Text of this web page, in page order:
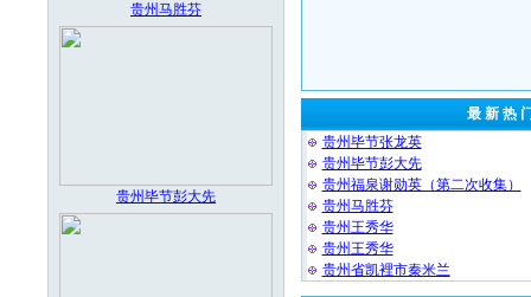
贵州马胜芬
贵州毕节彭大先
最 新 热
贵州毕节张龙英
贵州毕节彭大先
贵州福泉谢勋英（第二次收集）
贵州马胜芬
贵州王秀华
贵州王秀华
贵州省凯裡市秦米兰